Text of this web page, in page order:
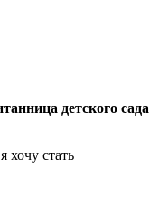
детского сада
хочу стать